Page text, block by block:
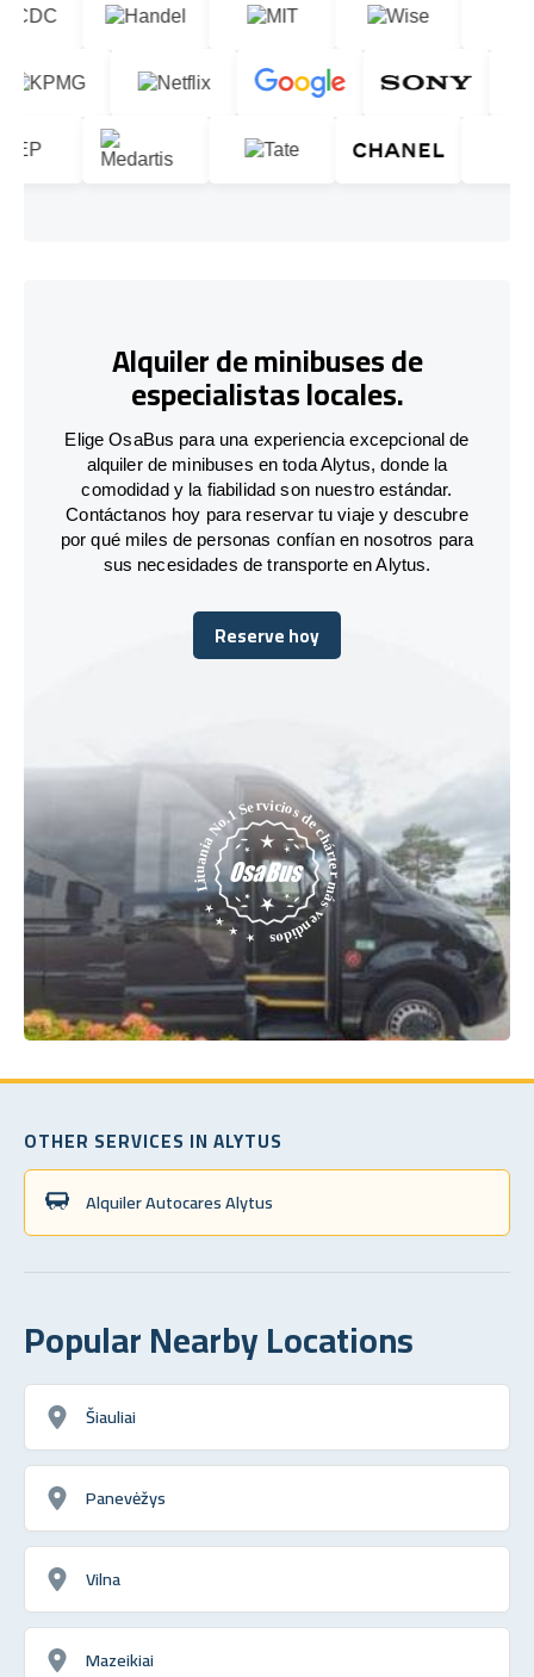
Alquiler de minibuses de
especialistas locales.
Elige OsaBus para una experiencia excepcional de
alquiler de minibuses en toda Alytus, donde la
comodidad y la fiabilidad son nuestro estándar.
Contáctanos hoy para reservar tu viaje y descubre
por qué miles de personas confían en nosotros para
sus necesidades de transporte en Alytus.
Reserve hoy
Reserve hoy
OTHER SERVICES IN ALYTUS
Alquiler Autocares Alytus
Popular Nearby Locations
Šiauliai
Panevėžys
Vilna
Mazeikiai